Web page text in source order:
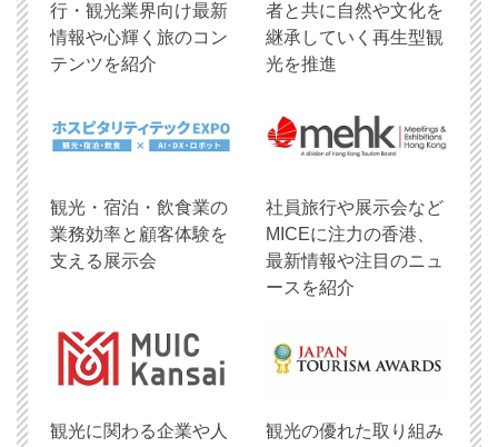
行・観光業界向け最新
情報や心輝く旅のコン
テンツを紹介
者と共に自然や文化を
継承していく再生型観
光を推進
観光・宿泊・飲食業の
業務効率と顧客体験を
支える展示会
社員旅行や展示会など
MICEに注力の香港、
最新情報や注目のニュ
ースを紹介
観光に関わる企業や人
観光の優れた取り組み